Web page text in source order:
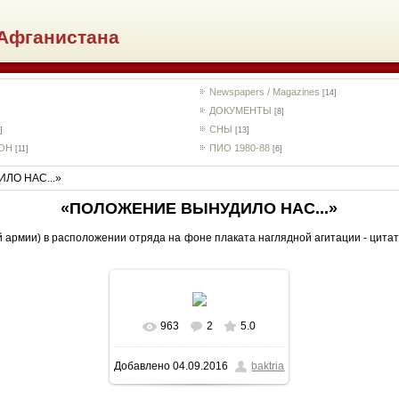
Newspapers / Magazines [14]
ДОКУМЕНТЫ [8]
СНЫ [13]
[11] ПИО 1980-88 [6]
НАС...»
«ПОЛОЖЕНИЕ ВЫНУДИЛО НАС...»
в расположении отряда на фоне плаката наглядной агитации -
В реальном размере
572x481/ 404.8Kb
963 2 5.0
Добавлено 04.09.2016 baktria